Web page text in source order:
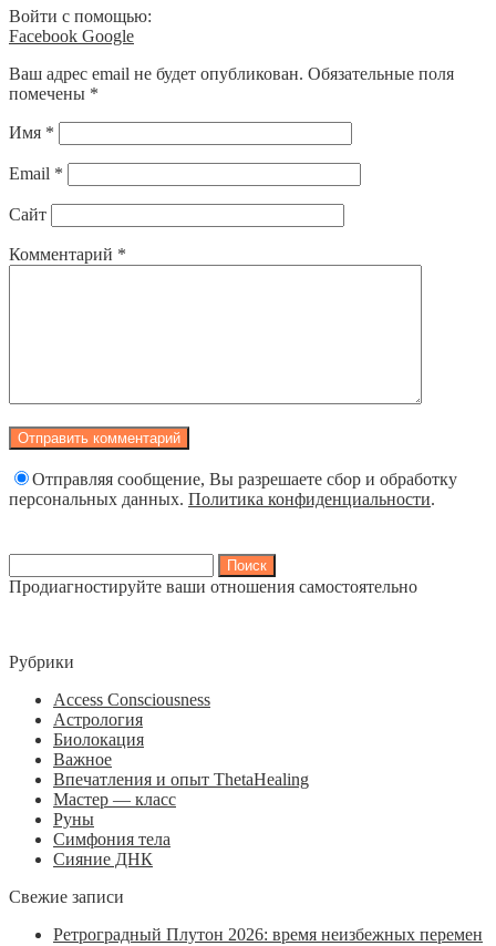
Войти с помощью:
Facebook Google
Ваш адрес email не будет опубликован. Обязательные поля
помечены *
Имя *
Email *
Сайт
Комментарий *
Отправляя сообщение, Вы разрешаете сбор и обработку
персональных данных. Политика конфиденциальности.
Продиагностируйте ваши отношения самостоятельно
Рубрики
Access Consciousness
Астрология
Биолокация
Важное
Впечатления и опыт ThetaHealing
Мастер — класс
Руны
Симфония тела
Сияние ДНК
Свежие записи
Ретроградный Плутон 2026: время неизбежных перемен